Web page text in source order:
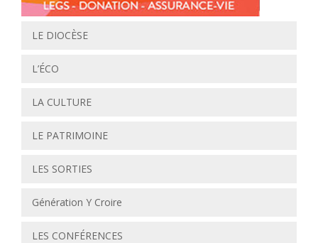
LE DIOCÈSE
L’ÉCO
LA CULTURE
LE PATRIMOINE
LES SORTIES
Génération Y Croire
LES CONFÉRENCES